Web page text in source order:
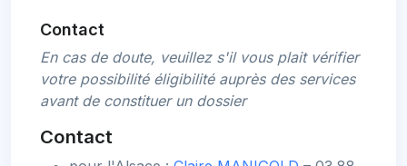
Contact
En cas de doute, veuillez s'il vous plait vérifier
votre possibilité éligibilité auprès des services
avant de constituer un dossier
Contact